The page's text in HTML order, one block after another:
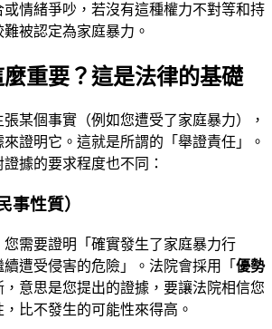
或情緒爭吵，若沒有這種權力不對等和持
被認定為家庭暴力。
重要？這是法律的基礎
某個事實（例如您遭受了家庭暴力），
證明它。這就是所謂的「舉證責任」。
據的要求程度也不同：
事性質）
需要證明「確實發生了家庭暴力行
遭受侵害的危險」。法院會採用「 優勢
，意思是您提出的證據，要讓法院相信您
比不發生的可能性來得高。